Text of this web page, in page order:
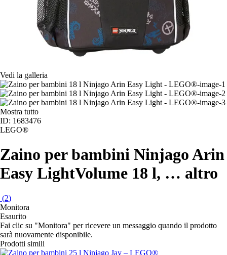
Vedi la galleria
Mostra tutto
ID: 1683476
LEGO®
Zaino per bambini Ninjago Arin
Easy LightVolume 18 l, … altro
(2)
Monitora
Esaurito
Fai clic su "Monitora" per ricevere un messaggio quando il prodotto
sarà nuovamente disponibile.
Prodotti simili